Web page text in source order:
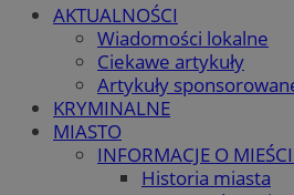
AKTUALNOŚCI
Wiadomości lokalne
Ciekawe artykuły
Artykuły
KRYMINALNE
MIASTO
INFORMACJE O
Historia miasta